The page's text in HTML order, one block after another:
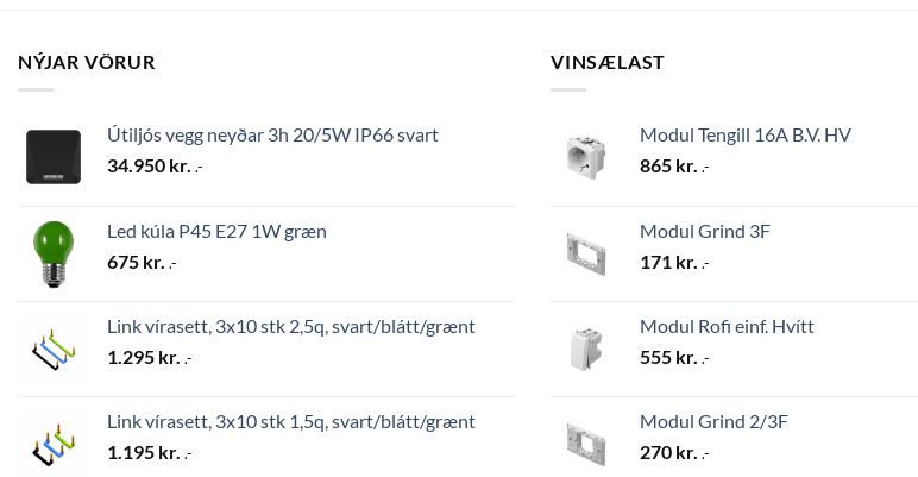
NÝJAR VÖRUR
Útiljós vegg neyðar 3h 20/5W IP66 svart
34.950 kr. .-
Led kúla P45 E27 1W græn
675 kr. .-
Link vírasett, 3x10 stk 2,5q, svart/blátt/grænt
1.295 kr. .-
Link vírasett, 3x10 stk 1,5q, svart/blátt/grænt
1.195 kr. .-
VINSÆLAST
Modul Tengill 16A B.V. HV
865 kr. .-
Modul Grind 3F
171 kr. .-
Modul Rofi einf. Hvítt
555 kr. .-
Modul Grind 2/3F
270 kr. .-